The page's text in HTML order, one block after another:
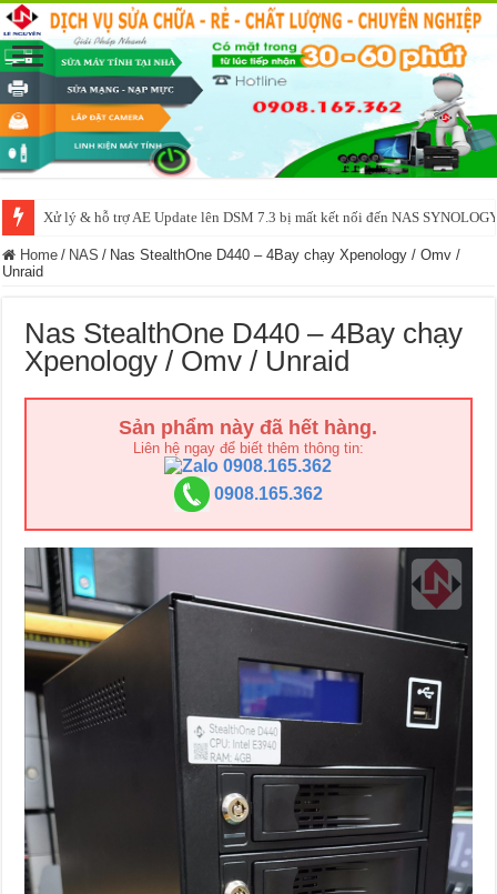
NAS IO DATA N3160 2BAY 4BAY – chạy SYNOLOGY, OMV, CASA
Home / NAS / Nas StealthOne D440 – 4Bay chạy Xpenology / Omv /
Unraid
Nas StealthOne D440 – 4Bay chạy
Xpenology / Omv / Unraid
Sản phẩm này đã hết hàng.
Liên hệ ngay để biết thêm thông tin:
0908.165.362
0908.165.362